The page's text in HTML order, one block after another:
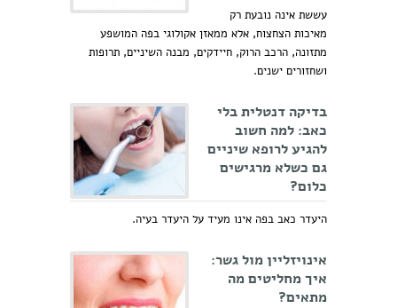
עששת אינה נובעת רק
מאיכות הצחצוח, אלא ממאזן אקולוגי בפה המושפע
מתזונה, הרכב הרוק, חיידקים, מבנה השיניים, תרופות
ושחזורים ישנים.
בדיקה דנטלית בלי
כאב: למה חשוב
להגיע לרופא שיניים
גם כשלא מרגישים
כלום?
היעדר כאב בפה אינו מעיד על היעדר בעיה.
אינויזליין מול גשר:
איך מחליטים מה
מתאים?